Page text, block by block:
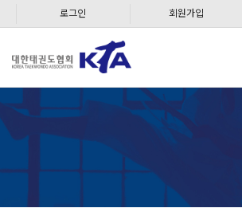
로그인 회원가입